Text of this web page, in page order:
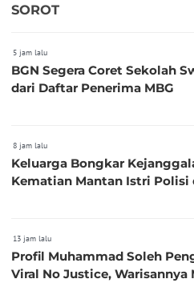
SOROT
5 jam lalu
BGN Segera Coret Sekolah
dari Daftar Penerima MBG
8 jam lalu
Keluarga Bongkar
Kematian Mantan Istri Polisi
13 jam lalu
Profil Muhammad Soleh
Viral No Justice, Warisannya